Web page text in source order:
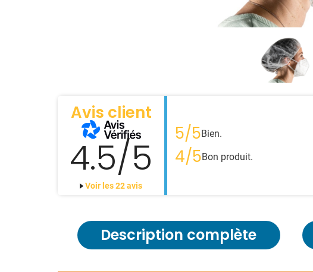
Avis client
4.5/5
Voir les 22 avis
5/5Bien.
4/5Bon produit.
Description complète